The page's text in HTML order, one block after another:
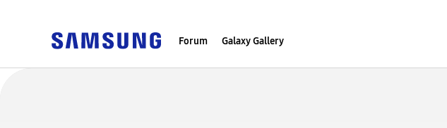
Forum Galaxy Gallery